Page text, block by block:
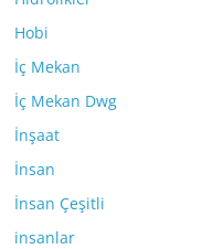
Hobi
İç Mekan
İç Mekan Dwg
İnşaat
İnsan
İnsan Çeşitli
insanlar